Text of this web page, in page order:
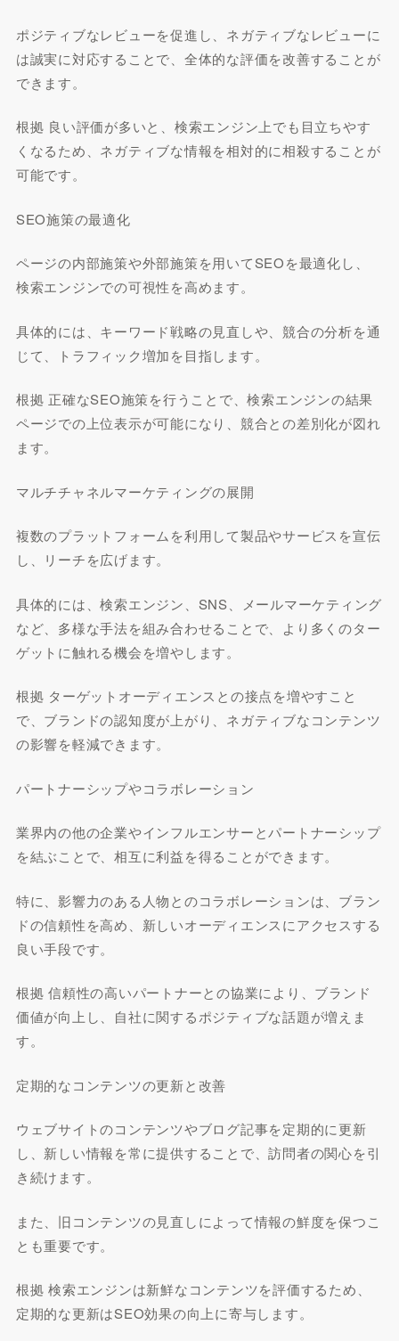
ポジティブなレビューを促進し、ネガティブなレビューに
は誠実に対応することで、全体的な評価を改善することが
できます。
根拠 良い評価が多いと、検索エンジン上でも目立ちやす
くなるため、ネガティブな情報を相対的に相殺することが
可能です。
SEO施策の最適化
ページの内部施策や外部施策を用いてSEOを最適化し、
検索エンジンでの可視性を高めます。
具体的には、キーワード戦略の見直しや、競合の分析を通
じて、トラフィック増加を目指します。
根拠 正確なSEO施策を行うことで、検索エンジンの結果
ページでの上位表示が可能になり、競合との差別化が図れ
ます。
マルチチャネルマーケティングの展開
複数のプラットフォームを利用して製品やサービスを宣伝
し、リーチを広げます。
具体的には、検索エンジン、SNS、メールマーケティング
など、多様な手法を組み合わせることで、より多くのター
ゲットに触れる機会を増やします。
根拠 ターゲットオーディエンスとの接点を増やすこと
で、ブランドの認知度が上がり、ネガティブなコンテンツ
の影響を軽減できます。
パートナーシップやコラボレーション
業界内の他の企業やインフルエンサーとパートナーシップ
を結ぶことで、相互に利益を得ることができます。
特に、影響力のある人物とのコラボレーションは、ブラン
ドの信頼性を高め、新しいオーディエンスにアクセスする
良い手段です。
根拠 信頼性の高いパートナーとの協業により、ブランド
価値が向上し、自社に関するポジティブな話題が増えま
す。
定期的なコンテンツの更新と改善
ウェブサイトのコンテンツやブログ記事を定期的に更新
し、新しい情報を常に提供することで、訪問者の関心を引
き続けます。
また、旧コンテンツの見直しによって情報の鮮度を保つこ
とも重要です。
根拠 検索エンジンは新鮮なコンテンツを評価するため、
定期的な更新はSEO効果の向上に寄与します。